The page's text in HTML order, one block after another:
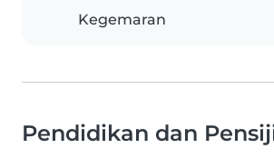
Kegemaran
Pendidikan dan